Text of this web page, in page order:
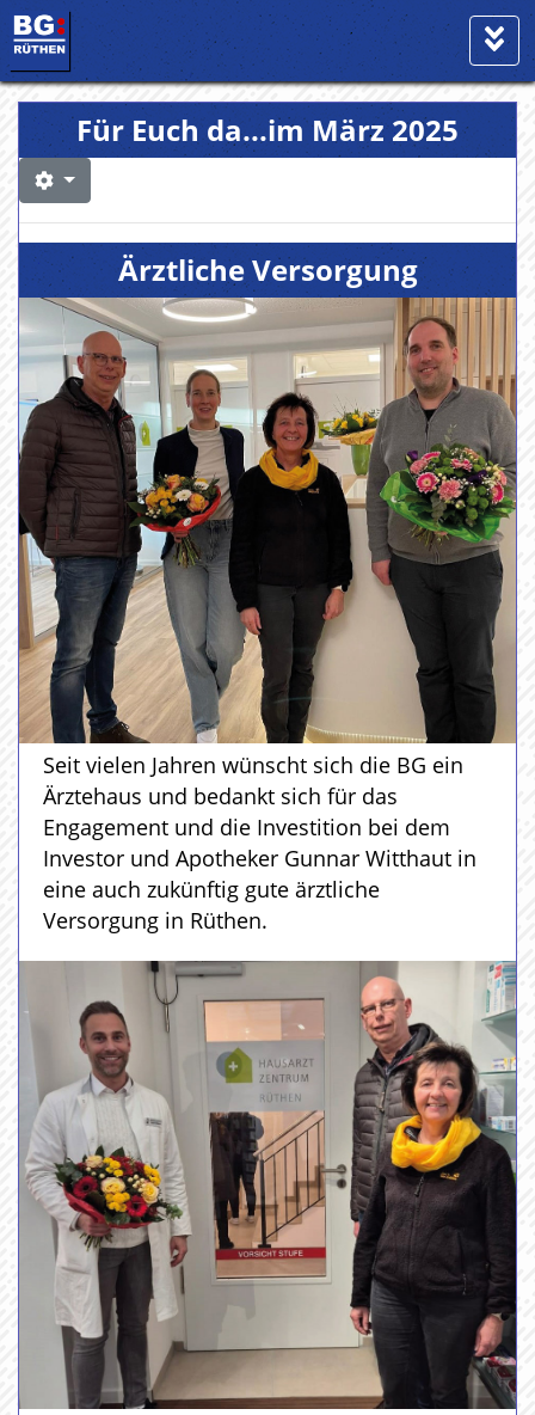
Für Euch da...im März 2025
Ärztliche Versorgung
Seit vielen Jahren wünscht sich die BG ein
Ärztehaus und bedankt sich für das
Engagement und die Investition bei dem
Investor und Apotheker Gunnar Witthaut in
eine auch zukünftig gute ärztliche
Versorgung in Rüthen.